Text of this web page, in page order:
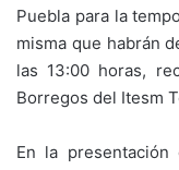
Puebla para la
misma que habrán
las 13:00 horas,
Borregos del Itesm
En la